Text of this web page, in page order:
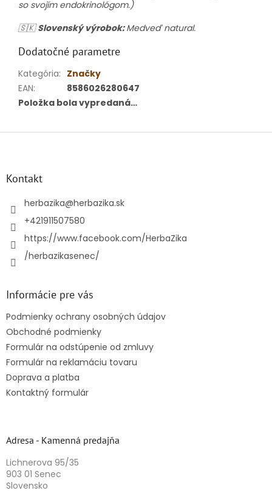
so svojím endokrinológom.)
🇸🇰Slovenský výrobok:Medveď natural.
Dodatočné parametre
Kategória: Značky
EAN:
8586026280647
Položka bola vypredaná…
Kontakt
herbazika@herbazika.sk
+421911507580
https://www.facebook.com/HerbaZika
/herbazikasenec/
Informácie pre vás
Podmienky ochrany osobných údajov
Obchodné podmienky
Formulár na odstúpenie od zmluvy
Formulár na reklamáciu tovaru
Doprava a platba
Kontaktný formulár
Adresa - Kamenná predajňa
Lichnerova 95/35
903 01 Senec
Slovensko